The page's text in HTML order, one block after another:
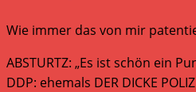
Wie immer das von mir
ABSTURTZ: „Es ist schön ein
DDP: ehemals DER DICKE